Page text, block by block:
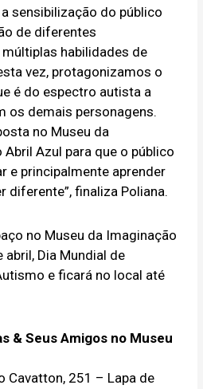
sensibilização do público
de diferentes
habilidades de
vez, protagonizamos o
é do espectro autista a
os demais personagens.
no Museu da
Azul para que o público
e principalmente aprender
diferente”, finaliza Poliana.
no Museu da Imaginação
Dia Mundial de
e ficará no local até
& Seus Amigos no Museu
Cavatton, 251 – Lapa de